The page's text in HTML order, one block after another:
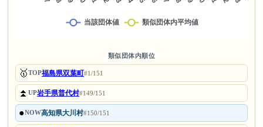
類似団体内順位
🥇TOP福島県双葉町#1/151
⏫UP岩手県普代村#149/151
●NOW高知県大川村#150/151